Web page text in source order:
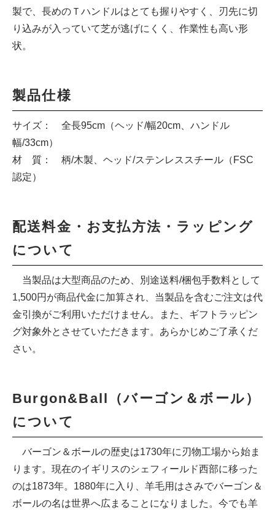
製で、長めのＴハンドルはとても握りやすく、刃先に切
り込みが入っていて芝が逃げにくく、作業性も高い形
状。
製品仕様
サイズ： 全長95cm（ヘッド/幅20cm、ハンドル
幅/33cm）
材 質： 柄/木製、ヘッド/ステンレススチール（FSC
認定）
配送料金・お支払方法・ラッピング
について
当製品は大型商品のため、別途送料/梱包手数料として
1,500円が商品代金に加算され、当製品を含むご注文は代
金引換がご利用いただけません。また、ギフトラッピン
グ対象外とさせていただきます。あらかじめご了承くだ
さい。
Burgon&Ball（バーゴン＆ボール）
について
バーゴン＆ボールの歴史は1730年に刃物工場から始ま
ります。現在のイギリスのシェフィールド西部に移った
のは1873年。1880年に入り、羊毛用はさみでバーゴン＆
ボールの名は世界へ広まることになりました。今でも羊